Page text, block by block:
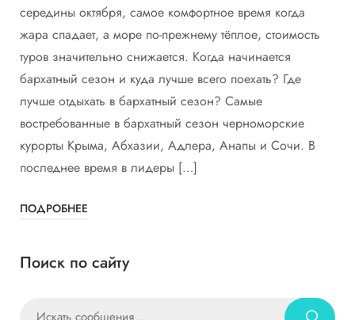
середины октября, самое комфортное время когда
жара спадает, а море по-прежнему тёплое, стоимость
туров значительно снижается. Когда начинается
бархатный сезон и куда лучше всего поехать? Где
лучше отдыхать в бархатный сезон? Самые
востребованные в бархатный сезон черноморские
курорты Крыма, Абхазии, Адлера, Анапы и Сочи. В
последнее время в лидеры […]
ПОДРОБНЕЕ
Поиск по сайту